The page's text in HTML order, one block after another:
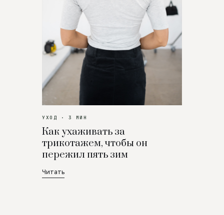
УХОД · 3 МИН
Как ухаживать за
трикотажем, чтобы он
пережил пять зим
Читать